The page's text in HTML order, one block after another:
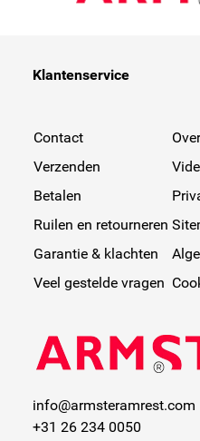
Klantenservice
Contact
Verzenden
Betalen
Ruilen en retourneren
Garantie & klachten
Veel gestelde vragen
info@armsteramrest.com
+31 26 234 0050